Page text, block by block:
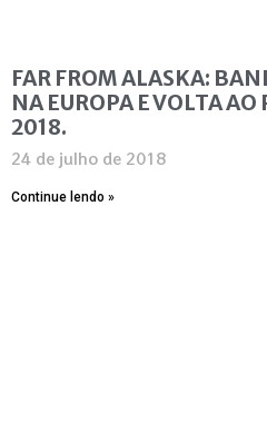
FAR FROM ALASKA:
NA EUROPA E VOLTA
2018.
24 de julho de 2018
Continue lendo »